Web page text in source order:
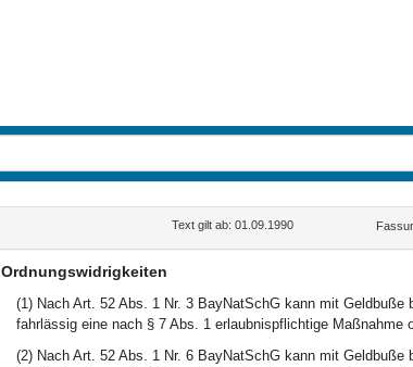
Text gilt ab: 01.09.1990
Ordnungswidrigkeiten
(1) Nach Art. 52 Abs. 1 Nr. 3 BayNatSchG kann mit
fahrlässig eine nach § 7 Abs. 1 erlaubnispflichtige Maßnahme
(2) Nach Art. 52 Abs. 1 Nr. 6 BayNatSchG kann mit